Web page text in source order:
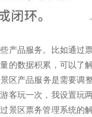
产品服务。比如通过
的数据积累，可以了
区产品服务是需要调
客玩一次，我设置玩
景区票务管理系统的